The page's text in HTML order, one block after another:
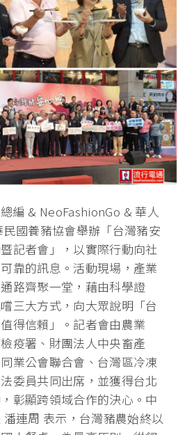
編 & NeoFashionGo & 華人
國養豬協會舉辦「台灣豬安
記者會」，以實際行動向社
靠的訊息。活動現場，產業
路齊聚一堂，藉由科學證
三大方式，向大眾說明「台
得信賴」。記者會由農業
疫署、財團法人中央畜產
業公會聯合會、台灣區冷凍
委員共同出席，並獲得台北
彰顯跨領域合作的決心。中
連周 表示，台灣豬農始終以